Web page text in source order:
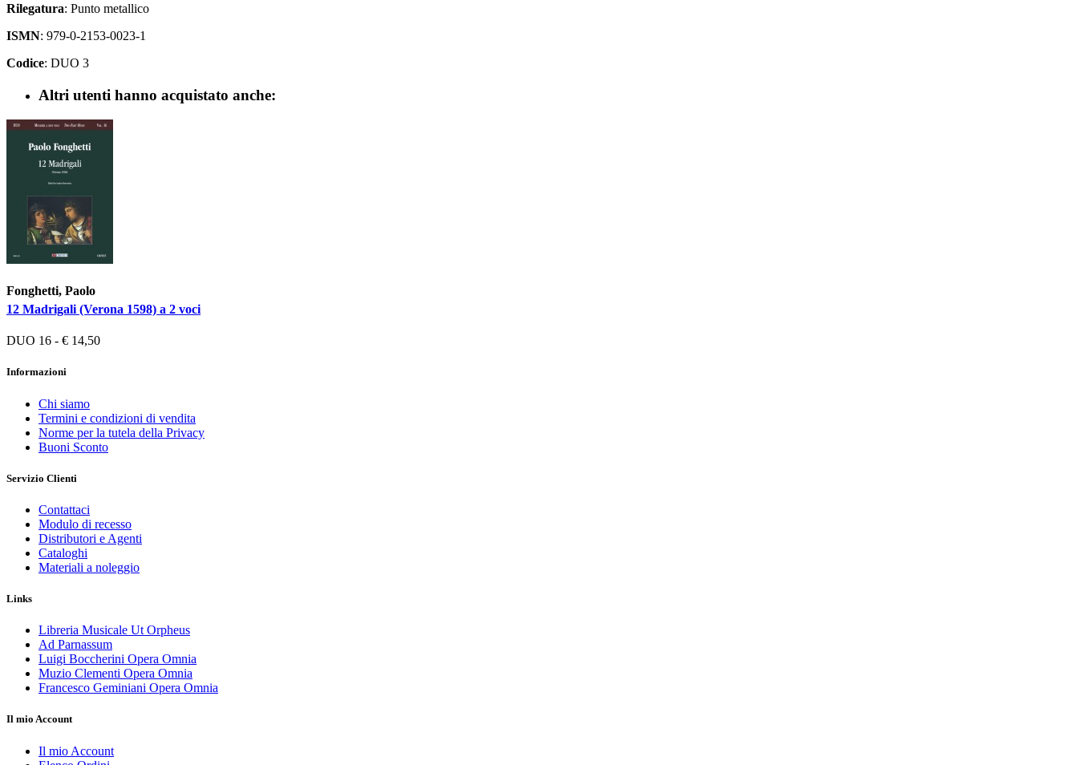
Rilegatura: Punto metallico
ISMN: 979-0-2153-0023-1
Codice: DUO 3
Altri utenti hanno acquistato anche:
Fonghetti, Paolo
12 Madrigali (Verona 1598) a 2 voci
DUO 16 - € 14,50
Informazioni
Chi siamo
Termini e condizioni di vendita
Norme per la tutela della Privacy
Buoni Sconto
Servizio Clienti
Contattaci
Modulo di recesso
Distributori e Agenti
Cataloghi
Materiali a noleggio
Links
Libreria Musicale Ut Orpheus
Ad Parnassum
Luigi Boccherini Opera Omnia
Muzio Clementi Opera Omnia
Francesco Geminiani Opera Omnia
Il mio Account
Il mio Account